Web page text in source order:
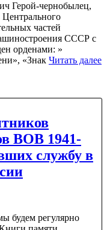
Герой-чернобылец,
частей
СССР с
орденами: »
«Знак Читать далее
ВОВ 1941-
службу в
будем регулярно